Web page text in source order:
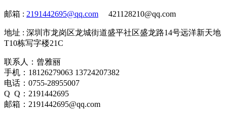
邮箱 : 2191442695@qq.com 421128210@qq.com
地址 : 深圳市龙岗区龙城街道盛平社区盛龙路14号远洋新天地
T10栋写字楼21C
联系人：曾雅丽
手机：18126279063 13724207382
电话：0755-28955007
Q Q：2191442695
邮箱：2191442695@qq.com